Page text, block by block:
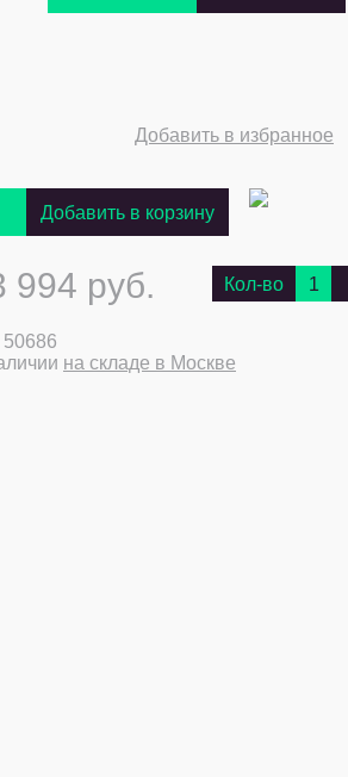
Добавить в избранное
Добавить в корзину
994 руб. Кол-во 1
50686
на складе в Москве